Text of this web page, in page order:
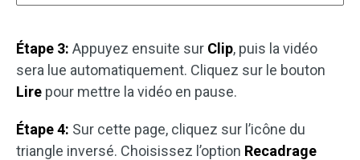
Étape 3: Appuyez ensuite sur Clip, puis la vidéo
sera lue automatiquement. Cliquez sur le bouton
Lire pour mettre la vidéo en pause.
Étape 4: Sur cette page, cliquez sur l’icône du
triangle inversé. Choisissez l’option Recadrage